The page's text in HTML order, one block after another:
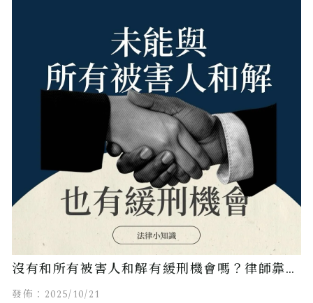
沒有和所有被害人和解有緩刑機會嗎？律師靠5
點關鍵爭取到緩刑！
發佈：2025/10/21